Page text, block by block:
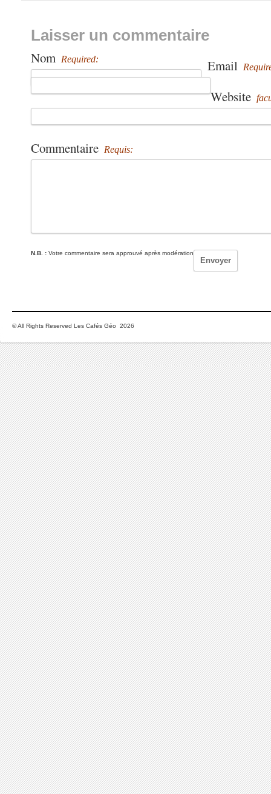
Laisser un commentaire
Nom Required: Email
Website
Commentaire Requis:
N.B. : Votre commentaire sera approuvé après modération
© All Rights Reserved Les Cafés Géo 2026